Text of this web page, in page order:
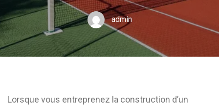
admin
Lorsque vous entreprenez la construction d’un